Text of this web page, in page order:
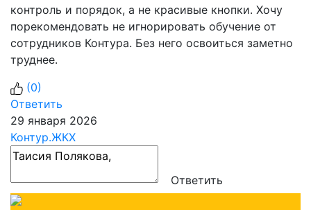
контроль и порядок, а не красивые кнопки. Хочу
порекомендовать не игнорировать обучение от
сотрудников Контура. Без него освоиться заметно
труднее.
(0)
Ответить
29 января 2026
Контур.ЖКХ
Ответить